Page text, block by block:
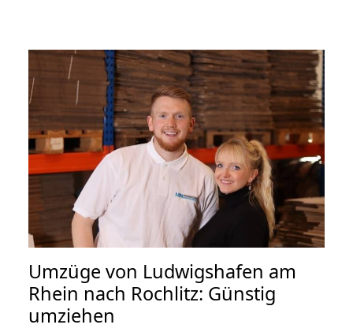
Umzüge von Ludwigshafen am
Rhein nach Rochlitz: Günstig
umziehen